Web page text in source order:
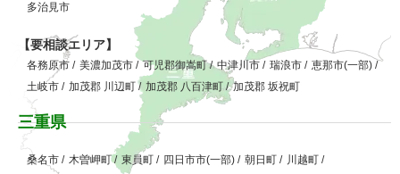
多治見市
【要相談エリア】
各務原市 / 美濃加茂市 / 可児郡御嵩町/ 中津川市 / 瑞浪市 / 恵那市(一部) /
土岐市 / 加茂郡 川辺町/ 加茂郡 八百津町 / 加茂郡 坂祝町
三重県
桑名市 / 木曽岬町/ 東員町 / 四日市市(一部) / 朝日町 / 川越町 /